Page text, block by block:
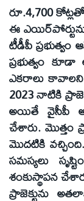
రూ.4,700
ఈ
టీడీపీ ప్రభుత్వం
ప్రభుత్వం
ఎకరాలు కావాలని
2023 నాటికి
అయితే వైసీపీ
చేశారు. మొత్తం
మొదటికి
సమస్యలు
శంకుస్థాపన
ప్రాజెక్టును